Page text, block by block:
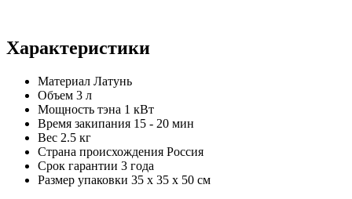
Характеристики
Материал Латунь
Объем 3 л
Мощность тэна 1 кВт
Время закипания 15 - 20 мин
Вес 2.5 кг
Страна происхождения Россия
Срок гарантии 3 года
Размер упаковки 35 х 35 х 50 см